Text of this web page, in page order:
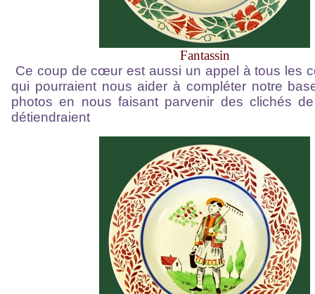
Fantassin
Ce coup de cœur est aussi un appel à tous les
qui pourraient nous aider à compléter notre
photos en nous faisant parvenir des clichés
détiendraient